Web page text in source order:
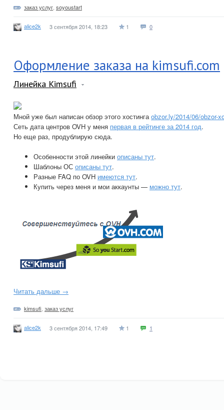
заказ услуг soyoustart
alice2k 3 сентября 2014, 18:23 1 0
Оформление заказа на kimsufi.com
Линейка Kimsufi
Мной уже был написан обзор этого хостинга obzor.ly/2014/06/obzor-
Сеть дата центров OVH у меня первая в рейтинге за 2014 год.
Но еще раз, продублирую сюда.
Особенности этой линейки описаны тут.
Шаблоны ОС описаны тут.
Разные FAQ по OVH имеются тут.
Купить через меня и мои аккаунты — можно тут.
Читать дальше →
kimsufi заказ услуг
alice2k 3 сентября 2014, 17:49 1 1